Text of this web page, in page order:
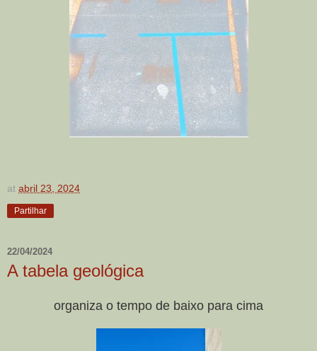
at abril 23, 2024
Partilhar
22/04/2024
A tabela geológica
organiza o tempo de baixo para cima